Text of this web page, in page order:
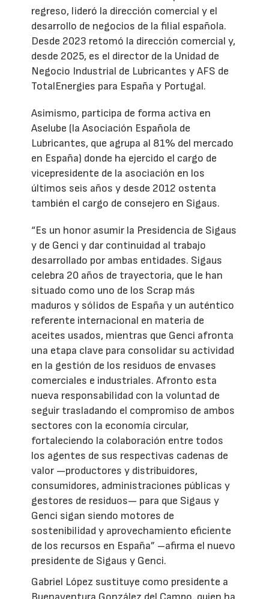
regreso, lideró la dirección comercial y el
desarrollo de negocios de la filial española.
Desde 2023 retomó la dirección comercial y,
desde 2025, es el director de la Unidad de
Negocio Industrial de Lubricantes y AFS de
TotalEnergies para España y Portugal.
Asimismo, participa de forma activa en
Aselube (la Asociación Española de
Lubricantes, que agrupa al 81% del mercado
en España) donde ha ejercido el cargo de
vicepresidente de la asociación en los
últimos seis años y desde 2012 ostenta
también el cargo de consejero en Sigaus.
“Es un honor asumir la Presidencia de Sigaus
y de Genci y dar continuidad al trabajo
desarrollado por ambas entidades. Sigaus
celebra 20 años de trayectoria, que le han
situado como uno de los Scrap más
maduros y sólidos de España y un auténtico
referente internacional en materia de
aceites usados, mientras que Genci afronta
una etapa clave para consolidar su actividad
en la gestión de los residuos de envases
comerciales e industriales. Afronto esta
nueva responsabilidad con la voluntad de
seguir trasladando el compromiso de ambos
sectores con la economía circular,
fortaleciendo la colaboración entre todos
los agentes de sus respectivas cadenas de
valor —productores y distribuidores,
consumidores, administraciones públicas y
gestores de residuos— para que Sigaus y
Genci sigan siendo motores de
sostenibilidad y aprovechamiento eficiente
de los recursos en España” –afirma el nuevo
presidente de Sigaus y Genci.
Gabriel López sustituye como presidente a